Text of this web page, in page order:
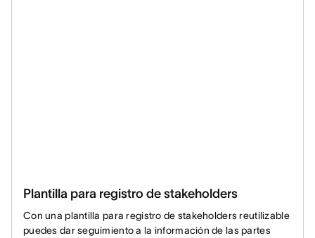
Plantilla para registro de stakeholders
Con una plantilla para registro de stakeholders reutilizable
puedes dar seguimiento a la información de las partes